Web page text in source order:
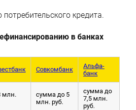
кредита.
в банках
Совкомбанк
Альфа-
банк
млн.
сумма до 5
млн. руб.
сумма до
7,5 млн.
руб.